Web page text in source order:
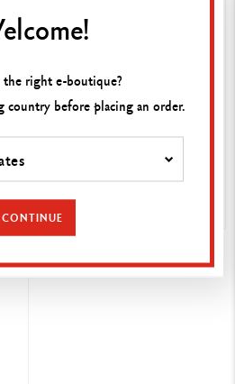
32,00 €
right e-boutique?
before placing an order.
CONTINUE